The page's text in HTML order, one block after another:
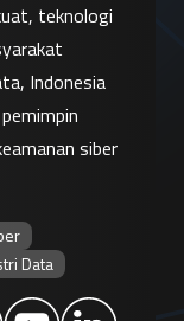
teknologi
Indonesia
siber
Data